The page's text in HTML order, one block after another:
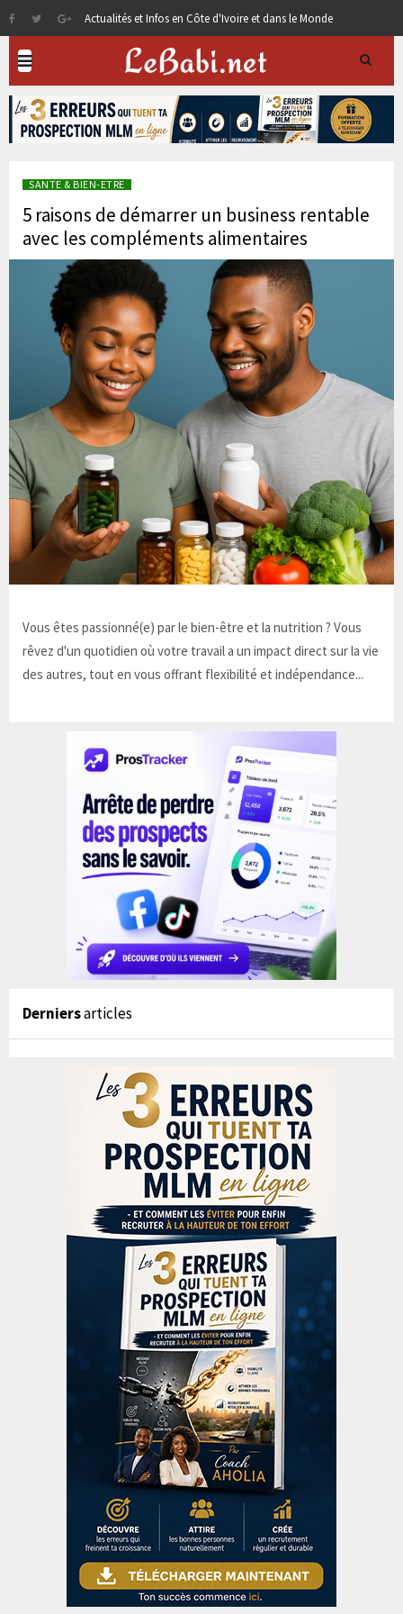
Actualités et Infos en Côte d'Ivoire et dans le Monde
SANTE & BIEN-ETRE
5 raisons de démarrer un business rentable
avec les compléments alimentaires
Vous êtes passionné(e) par le bien-être et la nutrition ? Vous
rêvez d'un quotidien où votre travail a un impact direct sur la vie
des autres, tout en vous offrant flexibilité et indépendance...
Derniersarticles